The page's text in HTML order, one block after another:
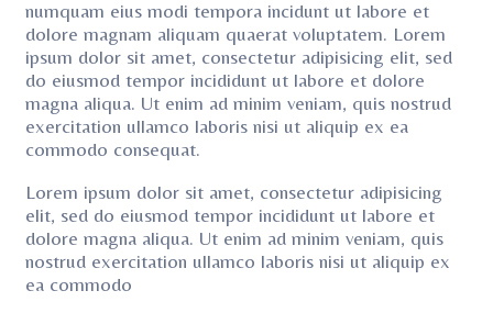
numquam eius modi tempora incidunt ut labore et
dolore magnam aliquam quaerat voluptatem. Lorem
ipsum dolor sit amet, consectetur adipisicing elit, sed
do eiusmod tempor incididunt ut labore et dolore
magna aliqua. Ut enim ad minim veniam, quis nostrud
exercitation ullamco laboris nisi ut aliquip ex ea
commodo consequat.
Lorem ipsum dolor sit amet, consectetur adipisicing
elit, sed do eiusmod tempor incididunt ut labore et
dolore magna aliqua. Ut enim ad minim veniam, quis
nostrud exercitation ullamco laboris nisi ut aliquip ex
ea commodo